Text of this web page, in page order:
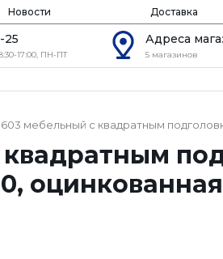
Новости Доставка
25
17:00, ПН-ПТ
Адреса
5 магазинов
603 мебельный с квадратным